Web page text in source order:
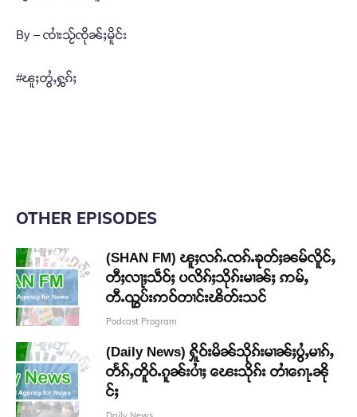
By – ၸၢႆးသႂ်ၸိုၼ်ႈမိူင်း
#ၽူႈတွႆႇႁွၵ်ႈ
OTHER EPISODES
(SHAN FM) ၽူႈလၵ်ႉၸၵ်ႉၶုတ်ႈၼမ်လိူင်ႇ
တီႈလႃႈသဵဝ်ႈ ပလိၵ်ႈသိုၵ်းမၢၼ်ႈ ဢမ်ႇ
တီႉၺွပ်းဢဝ်တၢင်းၽိတ်းသင်
Podcast Program
(Daily News) ႁိူဝ်းမိၼ်သိုၵ်းမၢၼ်ႈပွႆႇမၢၵ်ႇ
တႅၵ်ႇတိူဝ်ႉၵူၼ်းပၢႆႈ ၽေးသိုၵ်း တၢႆၵေႃႉၼို
င်ႈ